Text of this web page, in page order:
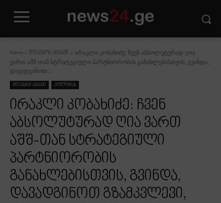
Home მთავარი ამბავი
ირაკლი კობახიძე: ჩვენ აბსოლუტურად ღია
ვართ აშშ-თან სტრატეგიული პარტნიორობის განახლებისთვის, გვინდა,
დავადგინოთ...
მთავარი ამბავი პოლიტიკა
ირაკლი კობახიძე: ჩვენ
აბსოლუტურად ღია ვართ
აშშ-თან სტრატეგიული
პარტნიორობის
განახლებისთვის, გვინდა,
დავადგინოთ გზამკვლევი,